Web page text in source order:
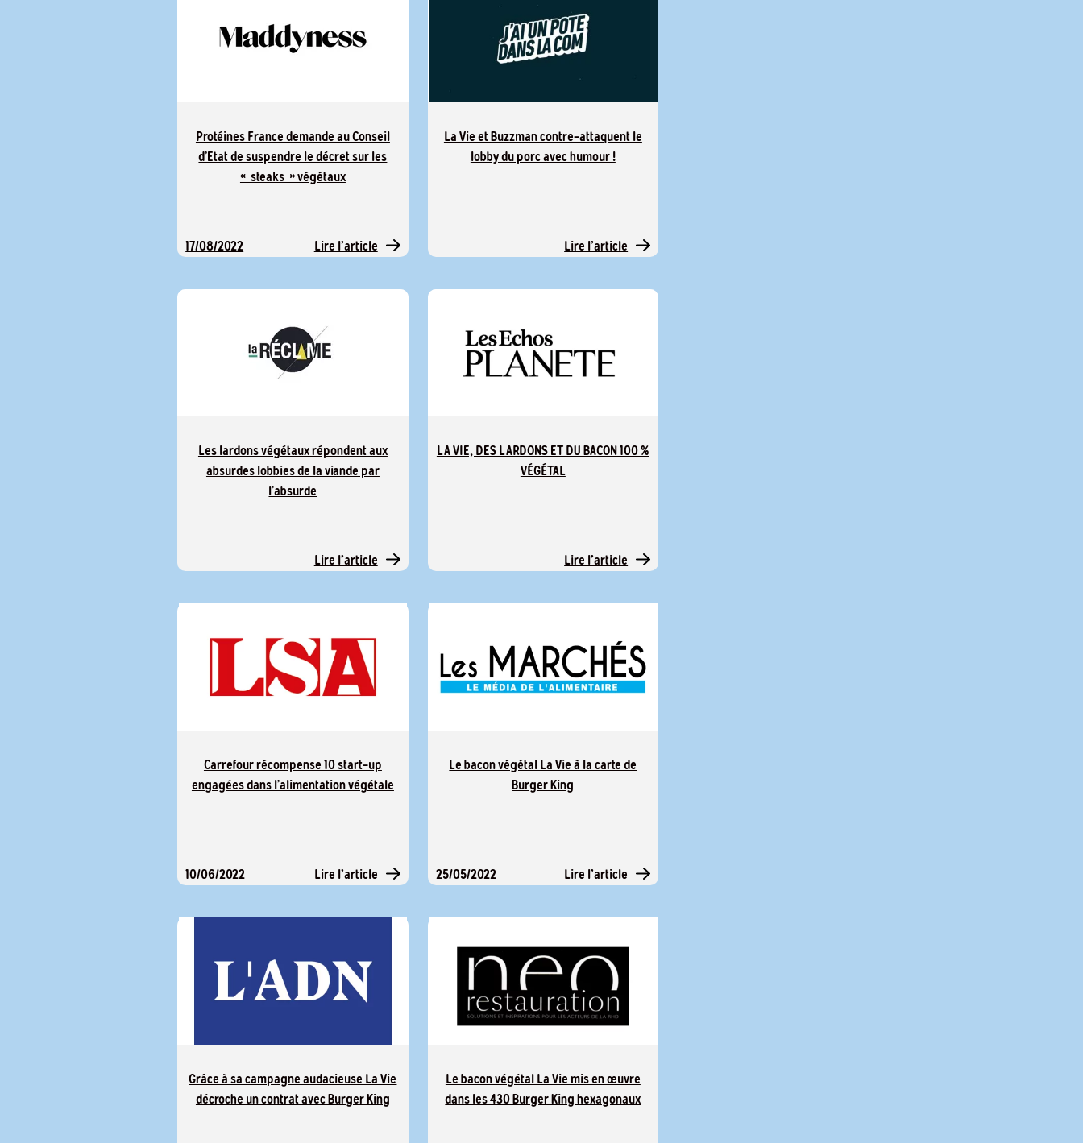
Protéines France demande au Conseil
d’Etat de suspendre le décret sur les
« steaks » végétaux
17/08/2022 Lire l'article
La Vie et Buzzman contre-attaquent le
lobby du porc avec humour !
Lire l'article
Les lardons végétaux répondent aux
absurdes lobbies de la viande par
l’absurde
Lire l'article
LA VIE, DES LARDONS ET DU BACON 100 %
VÉGÉTAL
Lire l'article
Carrefour récompense 10 start-up
engagées dans l’alimentation végétale
10/06/2022 Lire l'article
Le bacon végétal La Vie à la carte de
Burger King
25/05/2022 Lire l'article
Grâce à sa campagne audacieuse La Vie
décroche un contrat avec Burger King
Le bacon végétal La Vie mis en œuvre
dans les 430 Burger King hexagonaux